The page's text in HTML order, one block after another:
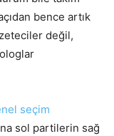
bence artık
değil,
seçim
sol partilerin sağ